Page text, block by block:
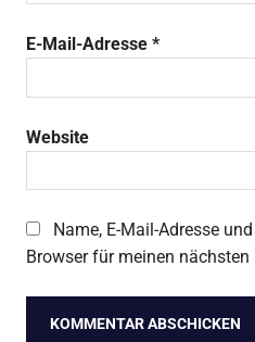
E-Mail-Adresse *
Website
Name, E-Mail-Adresse
Browser für meinen